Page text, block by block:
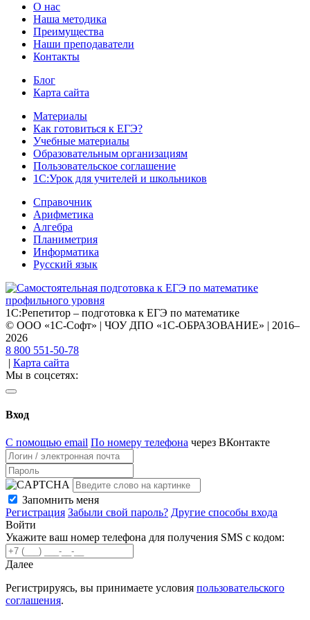
О нас
Наша методика
Преимущества
Наши преподаватели
Контакты
Блог
Карта сайта
Материалы
Как готовиться к ЕГЭ?
Учебные материалы
Образовательным организациям
Пользовательское соглашение
1С:Урок для учителей и школьников
Справочник
Арифметика
Алгебра
Планиметрия
Информатика
Русский язык
1С:Репетитор – подготовка к ЕГЭ по математике
© ООО «1С-Софт» | ЧОУ ДПО «1С-ОБРАЗОВАНИЕ» | 2016–
2026
8 800 551-50-78
| Карта сайта
Мы в соцсетях:
Вход
С помощью email По номеру телефона через ВКонтакте
Запомнить меня
Регистрация Забыли свой пароль? Другие способы входа
Войти
Укажите ваш номер телефона для получения SMS с кодом:
Далее
Регистрируясь, вы принимаете условия пользовательского
соглашения.